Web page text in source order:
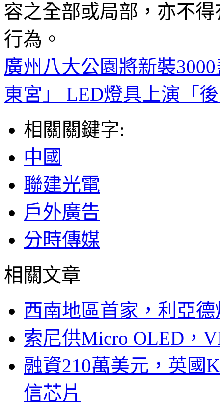
容之全部或局部，亦不
行為。
廣州八大公園將新裝
東宮」 LED燈具上演「
相關關鍵字:
中國
聯建光電
戶外廣告
分時傳媒
相關文章
西南地區首家，利亞
索尼供Micro OLED，
融資210萬美元，英國
信芯片